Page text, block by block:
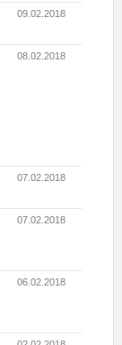
09.02.2018
08.02.2018
07.02.2018
07.02.2018
06.02.2018